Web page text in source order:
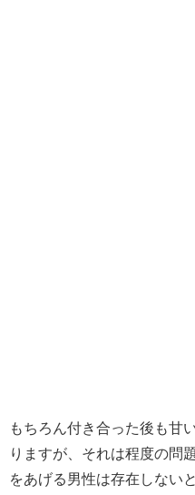
もちろん付き合った後も甘
りますが、それは程度の問
をあげる男性は存在しない